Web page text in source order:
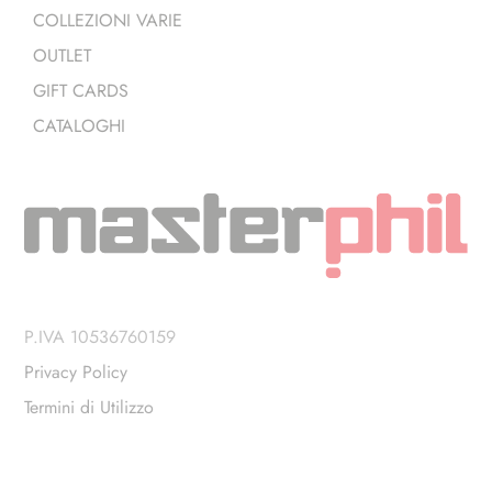
COLLEZIONI VARIE
OUTLET
GIFT CARDS
CATALOGHI
P.IVA 10536760159
Privacy Policy
Termini di Utilizzo